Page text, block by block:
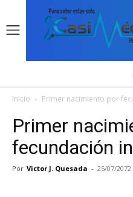
Inicio Primer nacimiento por
Primer
fecundación
Por Victor J. Quesada - 25/07/2072